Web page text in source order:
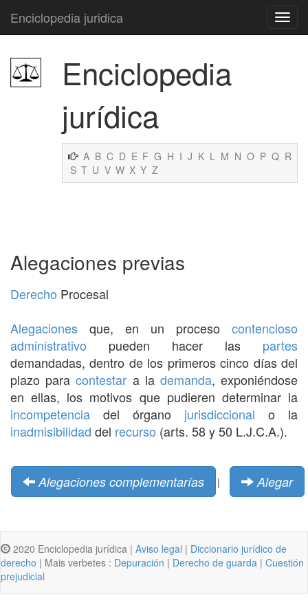
Enciclopedia juridica
Enciclopedia
jurídica
A B C D E F G H I J K L M N O P Q R
S T U V W X Y Z
Alegaciones previas
Derecho Procesal
Alegaciones que, en un proceso contencioso
administrativo pueden hacer las partes
demandadas, dentro de los primeros cinco días del
plazo paracontestar a la demanda, exponiéndose
en ellas, los motivos que pudieren determinar la
incompetencia del órgano jurisdiccional o la
inadmisibilidad del recurso (arts. 58 y 50 L.J.C.A.).
Alegaciones complementarías | Alegar
2020 Enciclopedia jurídica | Aviso legal | Diccionario jurídico de
derecho | Mais verbetes : Depuración | Derecho de guarda | Cuestión
prejudicial